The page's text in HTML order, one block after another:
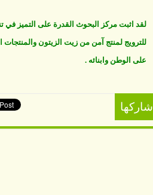
لقد اثبت مركز البحوث القدرة على التميز
للترويج لمنتج آمن من زيت الزيتون والمنتجات
على الوطن وابنائه .
شاركها